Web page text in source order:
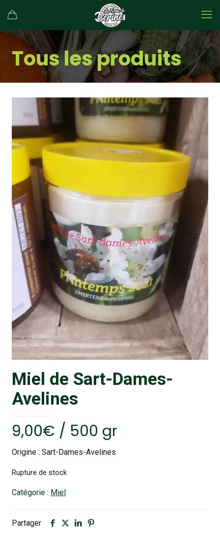
Tous les produits
Miel de Sart-Dames-
Avelines
9,00€ / 500 gr
Origine : Sart-Dames-Avelines
Rupture de stock
Catégorie : Miel
Partager